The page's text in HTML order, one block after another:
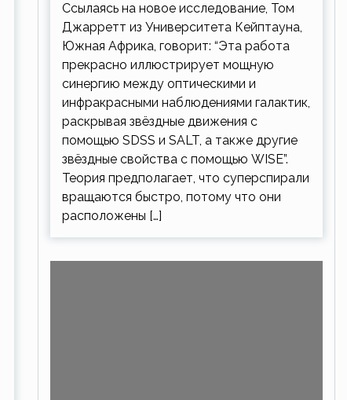
Ссылаясь на новое исследование, Том
Джарретт из Университета Кейптауна,
Южная Африка, говорит: “Эта работа
прекрасно иллюстрирует мощную
синергию между оптическими и
инфракрасными наблюдениями галактик,
раскрывая звёздные движения с
помощью SDSS и SALT, а также другие
звёздные свойства с помощью WISE”.
Теория предполагает, что суперспирали
вращаются быстро, потому что они
расположены […]